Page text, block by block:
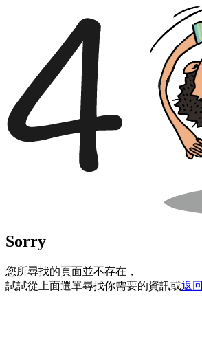
Sorry
您所尋找的頁面並不存在，
試試從上面選單尋找你需要的資訊或返